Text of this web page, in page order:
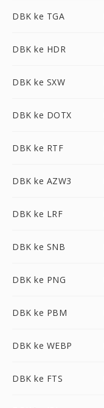
DBK ke TGA
DBK ke HDR
DBK ke SXW
DBK ke DOTX
DBK ke RTF
DBK ke AZW3
DBK ke LRF
DBK ke SNB
DBK ke PNG
DBK ke PBM
DBK ke WEBP
DBK ke FTS